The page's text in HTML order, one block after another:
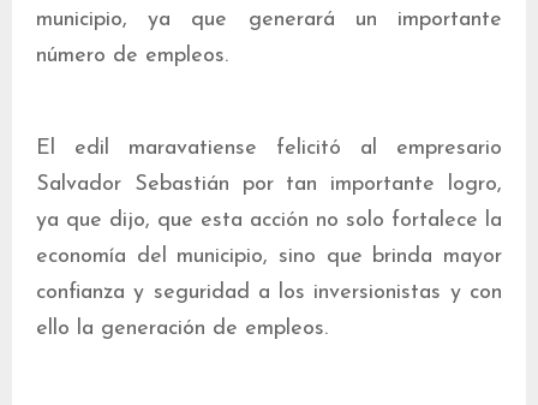
municipio, ya que generará un importante
número de empleos.
El edil maravatiense felicitó al empresario
Salvador Sebastián por tan importante logro,
ya que dijo, que esta acción no solo fortalece la
economía del municipio, sino que brinda mayor
confianza y seguridad a los inversionistas y con
ello la generación de empleos.